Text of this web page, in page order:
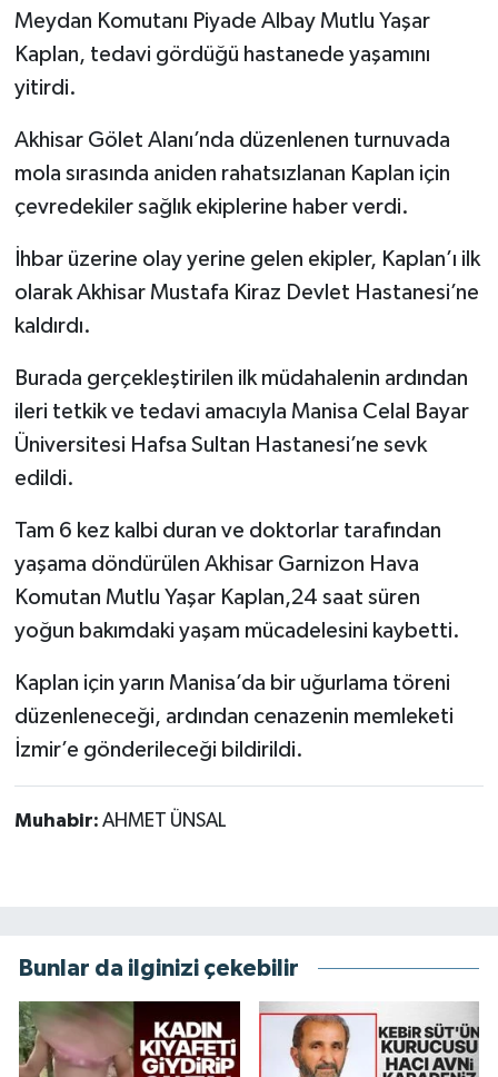
Meydan Komutanı Piyade Albay Mutlu Yaşar
Kaplan, tedavi gördüğü hastanede yaşamını
yitirdi.
Akhisar Gölet Alanı’nda düzenlenen turnuvada
mola sırasında aniden rahatsızlanan Kaplan için
çevredekiler sağlık ekiplerine haber verdi.
İhbar üzerine olay yerine gelen ekipler, Kaplan’ı ilk
olarak Akhisar Mustafa Kiraz Devlet Hastanesi’ne
kaldırdı.
Burada gerçekleştirilen ilk müdahalenin ardından
ileri tetkik ve tedavi amacıyla Manisa Celal Bayar
Üniversitesi Hafsa Sultan Hastanesi’ne sevk
edildi.
Tam 6 kez kalbi duran ve doktorlar tarafından
yaşama döndürülen Akhisar Garnizon Hava
Komutan Mutlu Yaşar Kaplan,24 saat süren
yoğun bakımdaki yaşam mücadelesini kaybetti.
Kaplan için yarın Manisa’da bir uğurlama töreni
düzenleneceği, ardından cenazenin memleketi
İzmir’e gönderileceği bildirildi.
Muhabir: AHMET ÜNSAL
Bunlar da ilginizi çekebilir